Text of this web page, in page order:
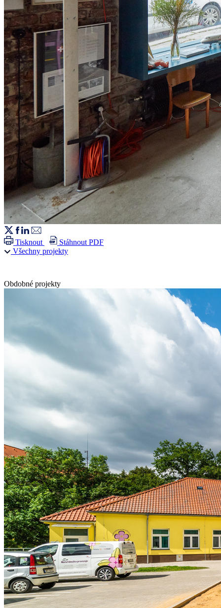
Tisknout
Stáhnout PDF
Všechny projekty
Obdobné projekty